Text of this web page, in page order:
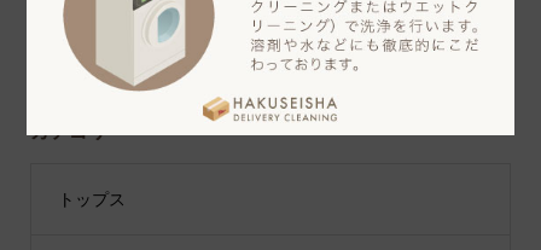
カテゴリー
トップス